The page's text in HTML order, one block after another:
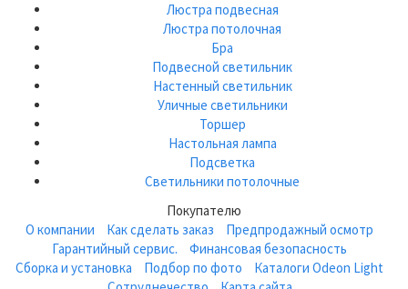
Люстра подвесная
Люстра потолочная
Бра
Подвесной светильник
Настенный светильник
Уличные светильники
Торшер
Настольная лампа
Подсветка
Светильники потолочные
Покупателю
О компании
Как сделать заказ
Предпродажный осмотр
Гарантийный сервис.
Финансовая безопасность
Сборка и установка
Подбор по фото
Каталоги Odeon Light